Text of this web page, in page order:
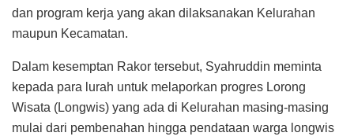
dan program kerja yang akan dilaksanakan Kelurahan
maupun Kecamatan.
Dalam kesemptan Rakor tersebut, Syahruddin meminta
kepada para lurah untuk melaporkan progres Lorong
Wisata (Longwis) yang ada di Kelurahan masing-masing
mulai dari pembenahan hingga pendataan warga longwis